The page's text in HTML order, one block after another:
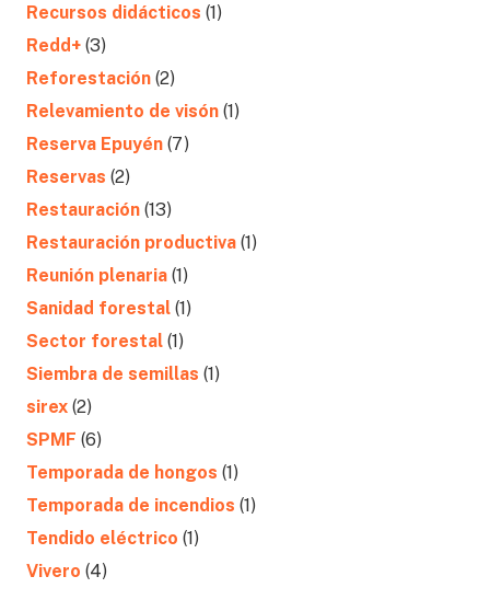
Recursos didácticos (1)
Redd+ (3)
Reforestación (2)
Relevamiento de visón (1)
Reserva Epuyén (7)
Reservas (2)
Restauración (13)
Restauración productiva (1)
Reunión plenaria (1)
Sanidad forestal (1)
Sector forestal (1)
Siembra de semillas (1)
sirex (2)
SPMF (6)
Temporada de hongos (1)
Temporada de incendios (1)
Tendido eléctrico (1)
Vivero (4)